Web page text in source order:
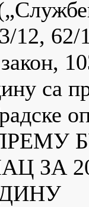
12, 62/
са
ЗА